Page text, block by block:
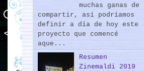
muchas ganas de
compartir, así podríamos
definir a día de hoy este
proyecto que comencé
aque...
Resumen
Zinemaldi 2019